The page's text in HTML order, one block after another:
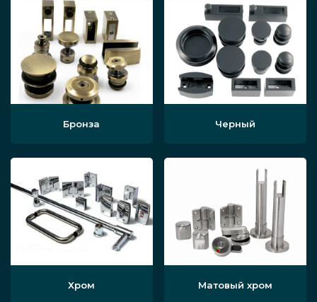
Бронза Черный
Хром Матовый хром